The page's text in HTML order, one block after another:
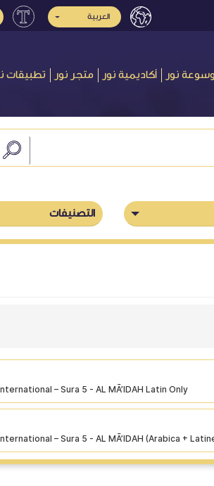
العربية
نور أكاديمية نور متجر نور تطبيقات
التصنيفات